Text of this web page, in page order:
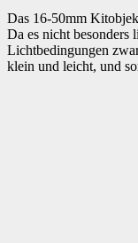
Das 16-50mm
Da es nicht besonders
Lichtbedingungen
klein und leicht, und